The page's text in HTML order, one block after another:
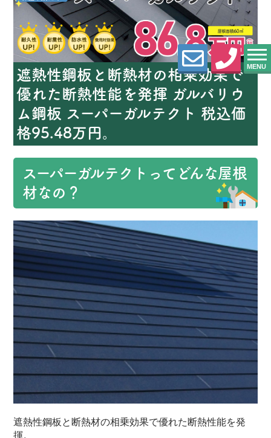
MENU
遮熱性鋼板と断熱材の相乗効果で
優れた断熱性能を発揮 ガルバリウ
ム鋼板 スーパーガルテクト 税込価
格95.48万円。
スーパーガルテクトってどんな屋根
材なの？
遮熱性鋼板と断熱材の相乗効果で優れた断熱性能を発
揮。